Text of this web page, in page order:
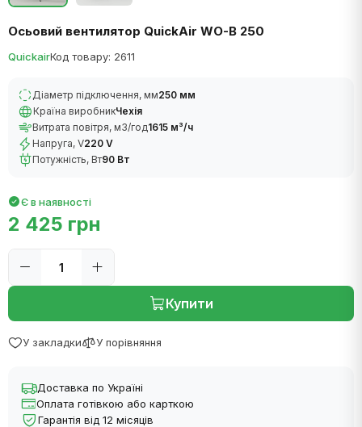
Осьовий вентилятор QuickAir WO-B 250
QuickairКод товару: 2611
Діаметр підключення, мм250 мм
Країна виробникЧехія
Витрата повітря, м3/год1615 м³/ч
Напруга, V220 V
Потужність, Вт90 Вт
Є в наявності
2 425 грн
Купити
У закладки У порівняння
Доставка по Україні
Оплата готівкою або карткою
Гарантія від 12 місяців